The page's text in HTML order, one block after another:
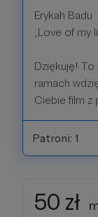
Erykah Badu
„Love of my
Dziękuję!
ramach
Ciebie film z
Patroni: 1
50 zł